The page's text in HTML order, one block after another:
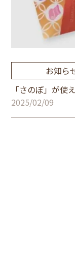
お知ら
「さのぽ」が使
2025/02/09